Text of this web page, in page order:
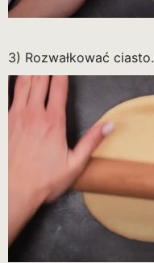
3) Rozwałkować ciasto.